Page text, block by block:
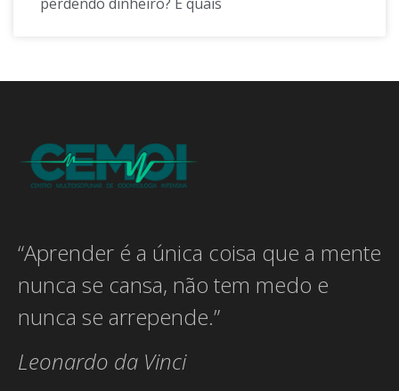
“Aprender é a única coisa que a mente
nunca se cansa, não tem medo e
nunca se arrepende.”
Leonardo da Vinci